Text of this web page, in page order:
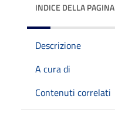
INDICE DELLA PAGINA
Descrizione
A cura di
Contenuti correlati